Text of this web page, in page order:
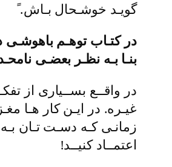
گویـد خوشـحال بـاش. ً
در کتـاب توهـم باهوشـی
بنـا بـه نظـر بعضـی
در واقــع بســیاری از
غیـره. در ایـن کار هـا
زمانـی کـه دسـت تـان بـه
اعتمــاد کنیــد!